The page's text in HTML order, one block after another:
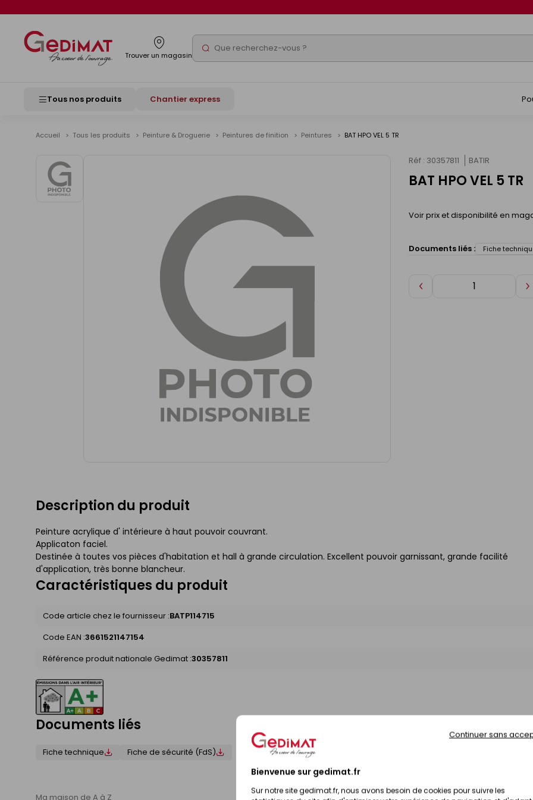
Bienvenue sur gedimat.fr
Sur notre site gedimat.fr, nous avons besoin de cookies pour suivre les
Continuer sans
Trouver un magasin Rechercher
Tous nos produits Chantier express
Accueil Tous les produits Peinture & Droguerie Peintures de finition Peintures BAT HPO VEL 5 TR
Réf : 30357811 BATIR
BAT HPO VEL 5 TR
Voir prix et disponibilité en
Documents liés : Fiche
Diminuer
Description du produit
Peinture acrylique d' intérieure à haut pouvoir couvrant.
Applicaton faciel.
Destinée à toutes vos pièces d'habitation et hall à grande circulation. Excellent pouvoir garnissant, grande facilité
d'application, très bonne blancheur.
Caractéristiques du produit
Code article chez le fournisseur :BATP114715
Code EAN :3661521147154
Référence produit nationale Gedimat :30357811
Documents liés
Fiche technique Fiche de sécurité (FdS)
Ma maison de A à Z